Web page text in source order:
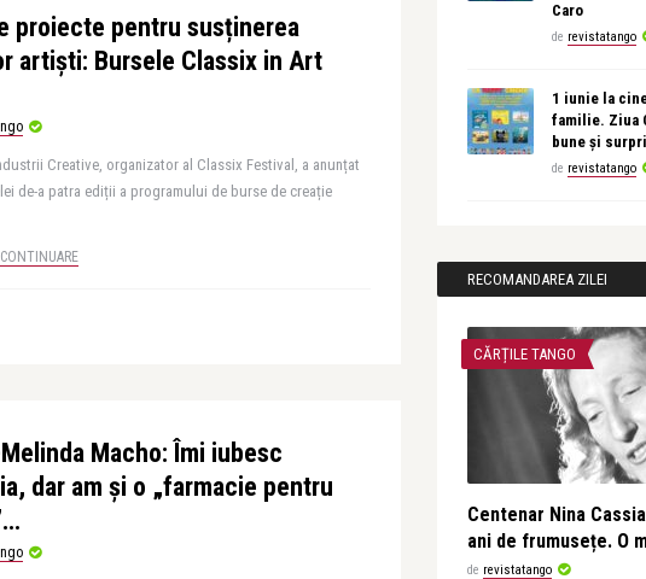
proiecte pentru susținerea
artiști: Bursele Classix in Art
Creative, organizator al Classix Festival, a anunțat
de-a patra ediții a programului de burse de creație
Macho: Îmi iubesc
dar am și o „farmacie pentru
Caro
de revistatango
1 iunie la
familie. Ziua
bune și
de revistatango
RECOMANDAREA ZILEI
CĂRȚILE TANGO
Centenar Nina
ani de frumusețe. O
de revistatango